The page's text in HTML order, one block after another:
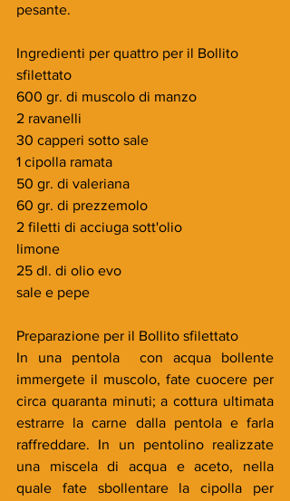
pesante.
Ingredienti per quattro per il Bollito
sfilettato
600 gr. di muscolo di manzo
2 ravanelli
30 capperi sotto sale
1 cipolla ramata
50 gr. di valeriana
60 gr. di prezzemolo
2 filetti di acciuga sott'olio
limone
25 dl. di olio evo
sale e pepe
Preparazione per il Bollito sfilettato
In una pentola  con acqua bollente
immergete il muscolo, fate cuocere per
circa quaranta minuti; a cottura ultimata
estrarre la carne dalla pentola e farla
raffreddare. In un pentolino realizzate
una miscela di acqua e aceto, nella
quale fate sbollentare la cipolla per